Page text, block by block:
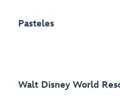
Pasteles
Walt Disney World